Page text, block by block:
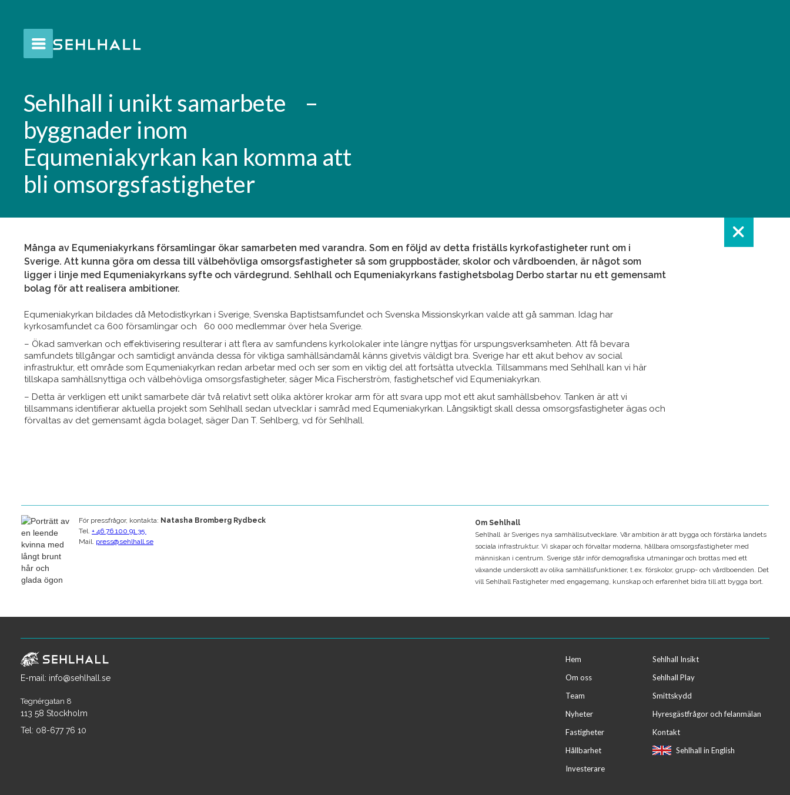
Sehlhall i unikt samarbete –
byggnader inom
Equmeniakyrkan kan komma att
bli omsorgsfastigheter
Många av Equmeniakyrkans församlingar ökar samarbeten med varandra. Som en följd av detta friställs kyrkofastigheter runt om i
Sverige. Att kunna göra om dessa till välbehövliga omsorgsfastigheter så som gruppbostäder, skolor och vårdboenden, är något som
ligger i linje med Equmeniakyrkans syfte och värdegrund. Sehlhall och Equmeniakyrkans fastighetsbolag Derbo startar nu ett gemensamt
bolag för att realisera ambitioner.
Equmeniakyrkan bildades då Metodistkyrkan i Sverige, Svenska Baptistsamfundet och Svenska Missionskyrkan valde att gå samman. Idag har
kyrkosamfundet ca 600 församlingar och 60 000 medlemmar över hela Sverige.
– Ökad samverkan och effektivisering resulterar i att flera av samfundens kyrkolokaler inte längre nyttjas för urspungsverksamheten. Att få bevara
samfundets tillgångar och samtidigt använda dessa för viktiga samhällsändamål känns givetvis väldigt bra. Sverige har ett akut behov av social
infrastruktur, ett område som Equmeniakyrkan redan arbetar med och ser som en viktig del att fortsätta utveckla. Tillsammans med Sehlhall kan vi här
tillskapa samhällsnyttiga och välbehövliga omsorgsfastigheter, säger Mica Fischerström, fastighetschef vid Equmeniakyrkan.
– Detta är verkligen ett unikt samarbete där två relativt sett olika aktörer krokar arm för att svara upp mot ett akut samhällsbehov. Tanken är att vi
tillsammans identifierar aktuella projekt som Sehlhall sedan utvecklar i samråd med Equmeniakyrkan. Långsiktigt skall dessa omsorgsfastigheter ägas och
förvaltas av det gemensamt ägda bolaget, säger Dan T. Sehlberg, vd för Sehlhall.
För pressfrågor, kontakta: Natasha Bromberg Rydbeck
Tel. + 46 76 100 91 35
Mail. press@sehlhall.se
Om Sehlhall
Sehlhall är Sveriges nya samhällsutvecklare. Vår ambition är att bygga och förstärka landets
sociala infrastruktur. Vi skapar och förvaltar moderna, hållbara omsorgsfastigheter med
människan i centrum. Sverige står inför demografiska utmaningar och brottas med ett
växande underskott av olika samhällsfunktioner, t.ex. förskolor, grupp- och vårdboenden. Det
vill Sehlhall Fastigheter med engagemang, kunskap och erfarenhet bidra till att bygga bort.
E-mail: info@sehlhall.se
Tegnérgatan 8
113 58 Stockholm
Tel: 08-677 76 10
Hem
Om oss
Team
Nyheter
Fastigheter
Hållbarhet
Investerare
Sehlhall Insikt
Sehlhall Play
Smittskydd
Hyresgästfrågor och felanmälan
Kontakt
Sehlhall in English